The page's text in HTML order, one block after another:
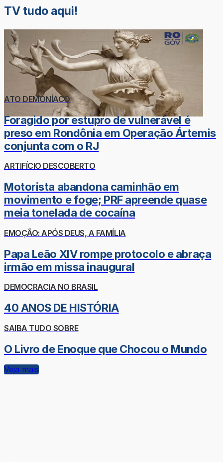
TV tudo aqui!
ATO DEMONÍACO
Foragido por estupro de vulnerável é
preso em Rondônia em Operação Ártemis
conjunta com o RJ
ARTIFÍCIO DESCOBERTO
Motorista abandona caminhão em
movimento e foge; PRF apreende quase
meia tonelada de cocaína
EMOÇÃO: APÓS DEUS, A FAMÍLIA
Papa Leão XIV rompe protocolo e abraça
irmão em missa inaugural
DEMOCRACIA NO BRASIL
40 ANOS DE HISTÓRIA
SAIBA TUDO SOBRE
O Livro de Enoque que Chocou o Mundo
Veja mais